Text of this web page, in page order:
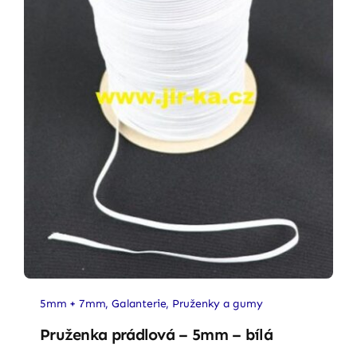
5mm + 7mm,Galanterie, Pruženky a gumy
Pruženka prádlová – 5mm – bílá